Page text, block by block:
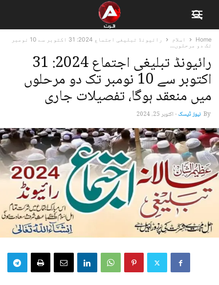
Home اسلام
رائیونڈ تبلیغی اجتماع 2024: 31 اکتوبر سے 10 نومبر
تک دو مرحلوں...
رائیونڈ تبلیغی اجتماع 2024: 31
اکتوبر سے 10 نومبر تک دو مرحلوں
میں منعقد ہوگا، تفصیلات جاری
By نیوز ڈیسک-اکتوبر 25, 2024